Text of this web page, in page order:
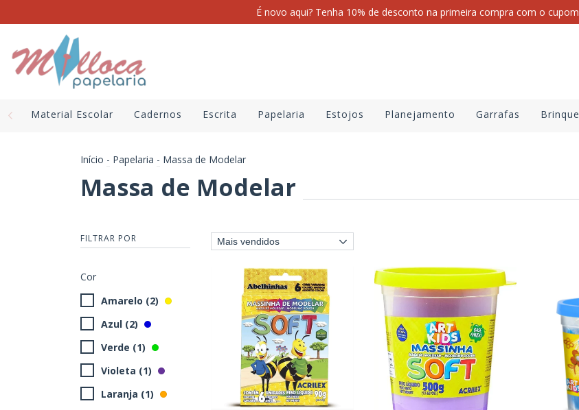
É novo aqui? Tenha 10% de desconto na primeira compra com o cupom
Material Escolar Cadernos Escrita Papelaria Estojos Planejamento Garrafas
Início - Papelaria - Massa de Modelar
Massa de Modelar
FILTRAR POR
Cor
Amarelo (2)
Azul (2)
Verde (1)
Violeta (1)
Laranja (1)